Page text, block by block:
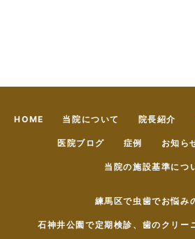
HOME 当院について 院長紹介
医院ブログ 症例 お知ら
当院の施設基準につ
練馬区で虫歯でお悩み
石神井公園で定期検診、歯のクリー